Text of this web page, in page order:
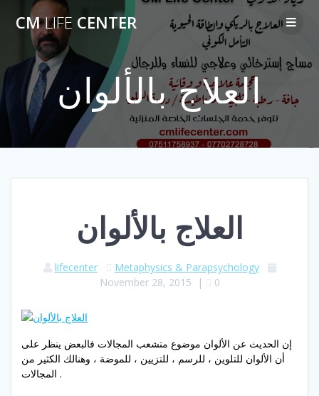
Skip
content
CMLIFE CENTER
العلاج بالألوان
العلاج بالألوان
lifecenter
Metaphysics & Parapsychology
November 28, 2015 | 0
إن الحديث عن الألوان موضوع متشعب المجالات فالبعض ينظر على
أن الألوان للتلوين ، للرسم ، للتزيين ، للموضة ، وهنالك الكثير من
المجالات .